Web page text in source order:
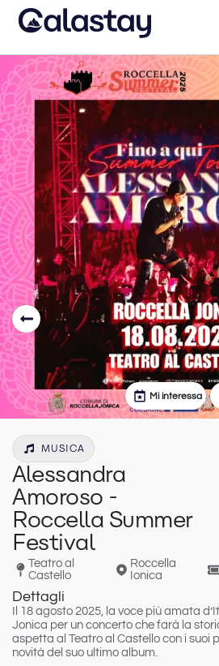
Mi interessa
MUSICA
Alessandra
Amoroso -
Roccella Summer
Festival
Teatro al
Castello
Roccella
Ionica
Dettagli
Il 18 agosto 2025, la voce più amata
Jonica per un concerto che farà la
aspetta al Teatro al Castello con i suoi
novità del suo ultimo album.